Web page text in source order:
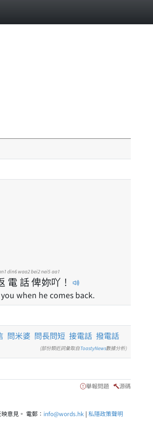
電
din6
話
waa2
俾
bei2
妳
nei5
吖
aa1
！
when he comes back.
問米婆 問長問短 接電話 撥電話
(部份類近詞彙取自ToastyNews數據分析)
舉報問題 源碼
意見。 電郵： info@words.hk | 私隱政策聲明